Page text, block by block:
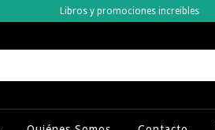
Libros y promociones increibles